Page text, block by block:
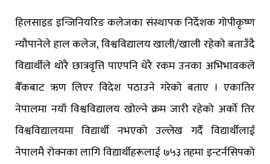
हिलसाइड इन्जिनियरिङ कलेजका संस्थापक निर्देशक गोपीकृष्ण
न्यौपानेले हाल कलेज, विश्वविद्यालय खाली/खाली रहेको बताउँदै
विद्यार्थीले थोरै छात्रवृत्ति पाएपनि धेरै रकम उनका अभिभावकले
बैँकबाट ऋण लिएर विदेश पठाउने गरेको बताए । एकातिर
नेपालमा नयाँ विश्वविद्यालय खोल्ने क्रम जारी रहेको अर्को तिर
विश्वविद्यालयमा विद्यार्थी नभएको उल्लेख गर्दै विद्यार्थीलाई
नेपालमै रोक्नका लागि विद्यार्थीहरूलाई ७५३ तहमा इन्टर्नसिपको